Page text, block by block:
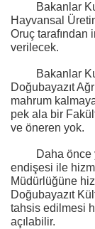
Bakanlar
Hayvansal
Oruç tarafından
verilecek.
Bakanlar
Doğubayazıt
mahrum
pek ala bir
ve öneren yok.
Daha önce
endişesi ile
Müdürlüğüne
Doğubayazıt
tahsis edilmesi
açılabilir.